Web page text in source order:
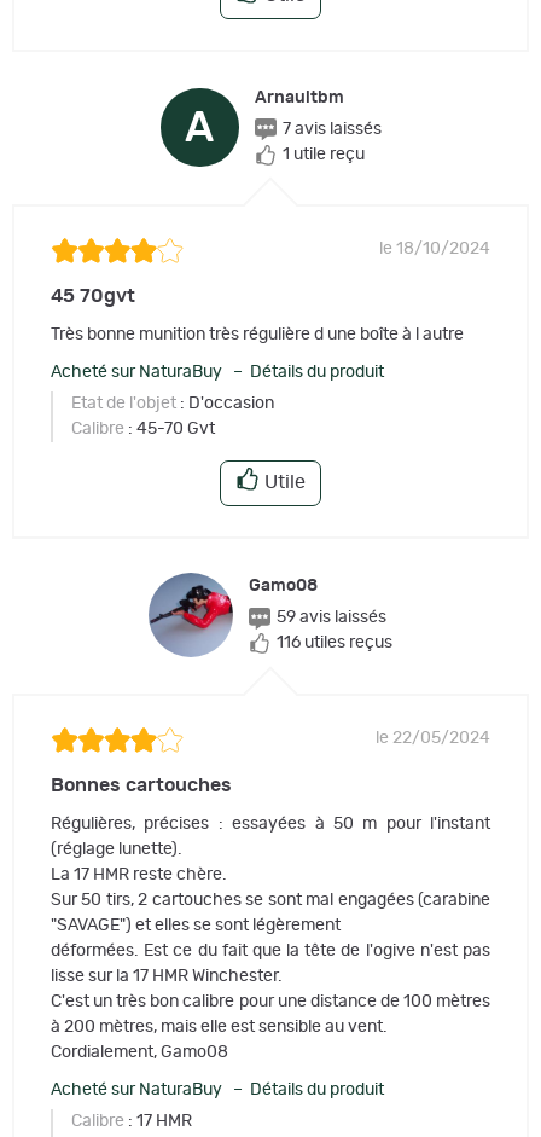
A
Arnaultbm
7 avis laissés
1 utile reçu
le 18/10/2024
45 70gvt
Très bonne munition très régulière d une boîte à l autre
Acheté sur NaturaBuy – Détails du produit
Etat de l'objet : D'occasion
Calibre : 45-70 Gvt
Utile
Gamo08
59 avis laissés
116 utiles reçus
le 22/05/2024
Bonnes cartouches
Régulières, précises : essayées à 50 m pour l'instant
(réglage lunette).
La 17 HMR reste chère.
Sur 50 tirs, 2 cartouches se sont mal engagées (carabine
"SAVAGE") et elles se sont légèrement
déformées. Est ce du fait que la tête de l'ogive n'est pas
lisse sur la 17 HMR Winchester.
C'est un très bon calibre pour une distance de 100 mètres
à 200 mètres, mais elle est sensible au vent.
Cordialement, Gamo08
Acheté sur NaturaBuy – Détails du produit
Calibre : 17 HMR